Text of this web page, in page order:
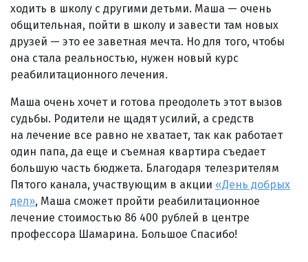
ходить в школу с другими детьми. Маша — очень
общительная, пойти в школу и завести там новых
друзей — это ее заветная мечта. Но для того, чтобы
она стала реальностью, нужен новый курс
реабилитационного лечения.
Маша очень хочет и готова преодолеть этот вызов
судьбы. Родители не щадят усилий, а средств
на лечение все равно не хватает, так как работает
один папа, да еще и съемная квартира съедает
большую часть бюджета. Благодаря телезрителям
Пятого канала, участвующим в акции «День добрых
дел», Маша сможет пройти реабилитационное
лечение стоимостью 86 400 рублей в центре
профессора Шамарина. Большое Спасибо!